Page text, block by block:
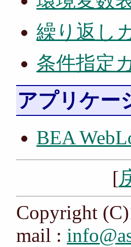
繰り返し
条件指定
アプリケー
BEA
[
Copyright
mail :